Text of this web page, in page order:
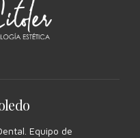
Equipo de